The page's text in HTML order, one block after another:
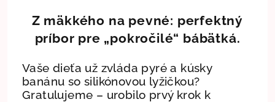
Z mäkkého na pevné: perfektný
príbor pre „pokročilé“ bábätká.
Vaše dieťa už zvláda pyré a kúsky
banánu so silikónovou lyžičkou?
Gratulujeme – urobilo prvý krok k